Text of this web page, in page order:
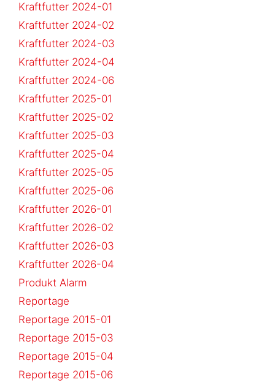
Kraftfutter 2024-01
Kraftfutter 2024-02
Kraftfutter 2024-03
Kraftfutter 2024-04
Kraftfutter 2024-06
Kraftfutter 2025-01
Kraftfutter 2025-02
Kraftfutter 2025-03
Kraftfutter 2025-04
Kraftfutter 2025-05
Kraftfutter 2025-06
Kraftfutter 2026-01
Kraftfutter 2026-02
Kraftfutter 2026-03
Kraftfutter 2026-04
Produkt Alarm
Reportage
Reportage 2015-01
Reportage 2015-03
Reportage 2015-04
Reportage 2015-06